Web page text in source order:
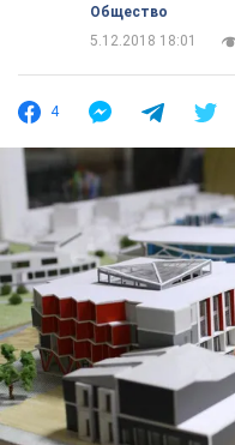
Общество
5.12.2018 18:01
4